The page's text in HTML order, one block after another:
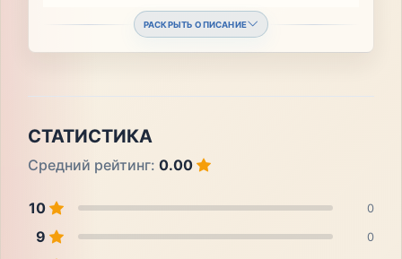
РАСКРЫТЬ ОПИСАНИЕ
СТАТИСТИКА
Средний рейтинг: 0.00
10 0
9 0